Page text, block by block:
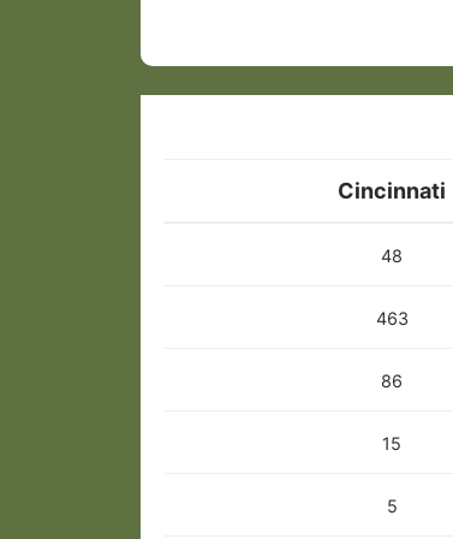
Cincinnati
48
463
86
15
5